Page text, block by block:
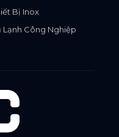
Bị Inox
Lạnh Công Nghiệp